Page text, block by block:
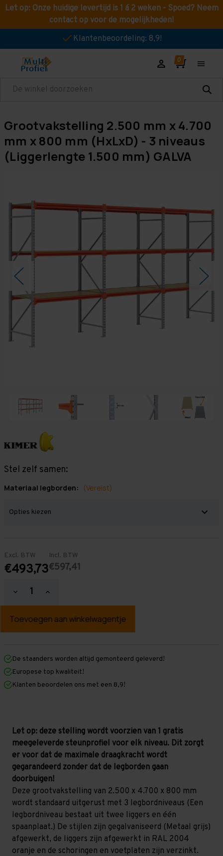
Let op: Onze huidige levertijd is 1 á 2 weken - Spoed? Neem
contact op voor de mogelijkheden!
Klantenbeoordeling: 8,9!
Zoeken
Grootvakstelling 2.500 mm x 4.700
mm x 800 mm (HxLxD) - 3 niveaus
(Liggerlengte 1.500 mm) GALVA
Stel zelf samen:
Materiaal legborden: (Vereist)
Excl. BTW
€493,73
Incl. BTW
€597,41
Hoeveelheid
verlagen
Grootvakstelling
mm
mm
x
800
mm
1.500
mm)
GALVA
Hoeveelheid
verhogen
Grootvakstelling
mm
mm
800
mm
1.500
mm)
GALVA
De staanders worden altijd gemonteerd geleverd!
Europese top kwaliteit!
Klanten beoordelen ons met een 8,9!
Let op: deze stelling wordt voorzien van 1 gratis
meegeleverde steunprofiel voor elk niveau. Dit zorgt
er voor dat de maximale draagkracht wordt
gegarandeerd zonder dat de legborden gaan
doorbuigen!
Deze grootvakstelling van 2.500 x 4.700 x 800 mm
wordt standaard uitgerust met 3 legbordniveaus (Een
legbordniveau bestaat uit twee liggers en één
spaanplaat.) De stijlen zijn gegalvaniseerd (Metaal grijs)
afgewerkt, de liggers zijn afgewerkt in RAL 2004
oranje en de schoringen en voetplaten zijn verzinkt.